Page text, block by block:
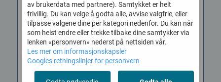
av brukerdata med partnere). Samtykket er helt
frivillig. Du kan velge å godta alle, avvise valgfrie, eller
tilpasse valgene dine per kategori nedenfor. Du kan når
som helst endre eller trekke tilbake dine samtykker via
lenken «personvern» nederst på nettsiden vår.
Les mer om informasjonskapsler
Googles retningslinjer for personvern